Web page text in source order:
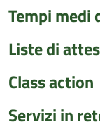
Tempi medi
Liste di
Class action
Servizi in